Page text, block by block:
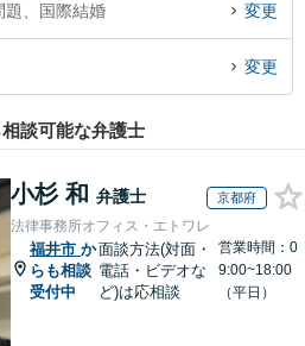
福井市内の弁護士に相談予約したい』など
す。
題、国際結婚 変更
変更
談可能な弁護士
小杉 和 弁護士 京都府
法律事務所オフィス・エトワレ
福井市 か
らも相談
受付中
面談方法(対面・
電話・ビデオな
ど)は応相談
営業時間：0
9:00~18:00
（平日）